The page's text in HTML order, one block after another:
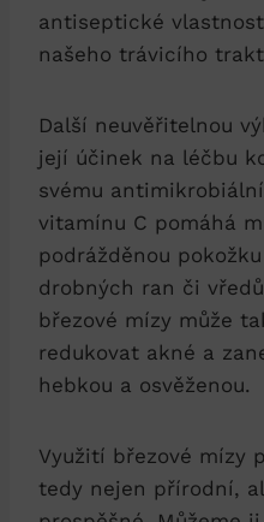
antiseptické
našeho trávicího
Další neuvěřitelnou
její účinek na léčbu
svému
vitamínu C pomáhá
podrážděnou
drobných ran či
březové mízy může
redukovat akné a
hebkou a osvěženou.
Využití březové mízy
tedy nejen přírodní,